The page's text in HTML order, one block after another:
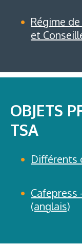
Régime
et
OBJETS
TSA
Différents
Cafepress
(anglais)